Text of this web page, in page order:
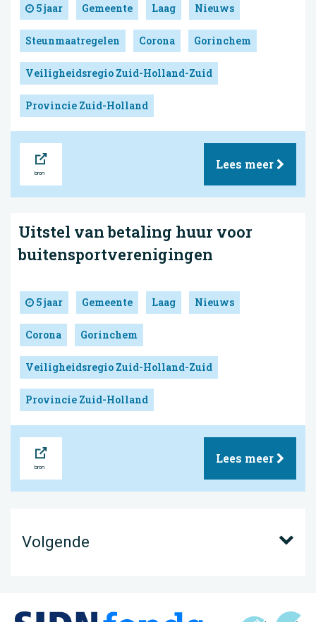
5 jaar Gemeente Laag Nieuws
Steunmaatregelen Corona Gorinchem
Veiligheidsregio Zuid-Holland-Zuid
Provincie Zuid-Holland
Lees meer
Uitstel van betaling huur voor
buitensportverenigingen
5 jaar Gemeente Laag Nieuws
Corona Gorinchem
Veiligheidsregio Zuid-Holland-Zuid
Provincie Zuid-Holland
Lees meer
Volgende